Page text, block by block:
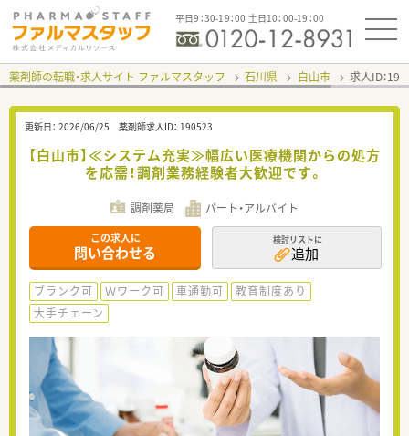
平日9：30-19：00 土日10：00-19：00
薬剤師の転職・求人サイト ファルマスタッフ 石川県 白山市 求人ID：
更新日： 2026/06/25 薬剤師求人ID： 190523
【白山市】≪システム充実≫幅広い医療機関からの処方
を応需！調剤業務経験者大歓迎です。
調剤薬局 パート・アルバイト
この求人に
問い合わせる
検討リストに
追加
ブランク可 Ｗワーク可 車通勤可
教育制度あり
大手チェーン